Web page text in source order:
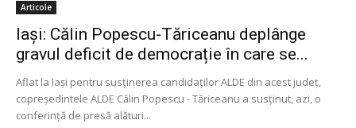
Articole
Iași: Călin Popescu-Tăriceanu deplânge
gravul deficit de democrație în care se...
Aflat la Iași pentru susținerea candidaților ALDE din acest județ,
copreședintele ALDE Călin Popescu - Tăriceanu a susținut, azi, o
conferință de presă alături...